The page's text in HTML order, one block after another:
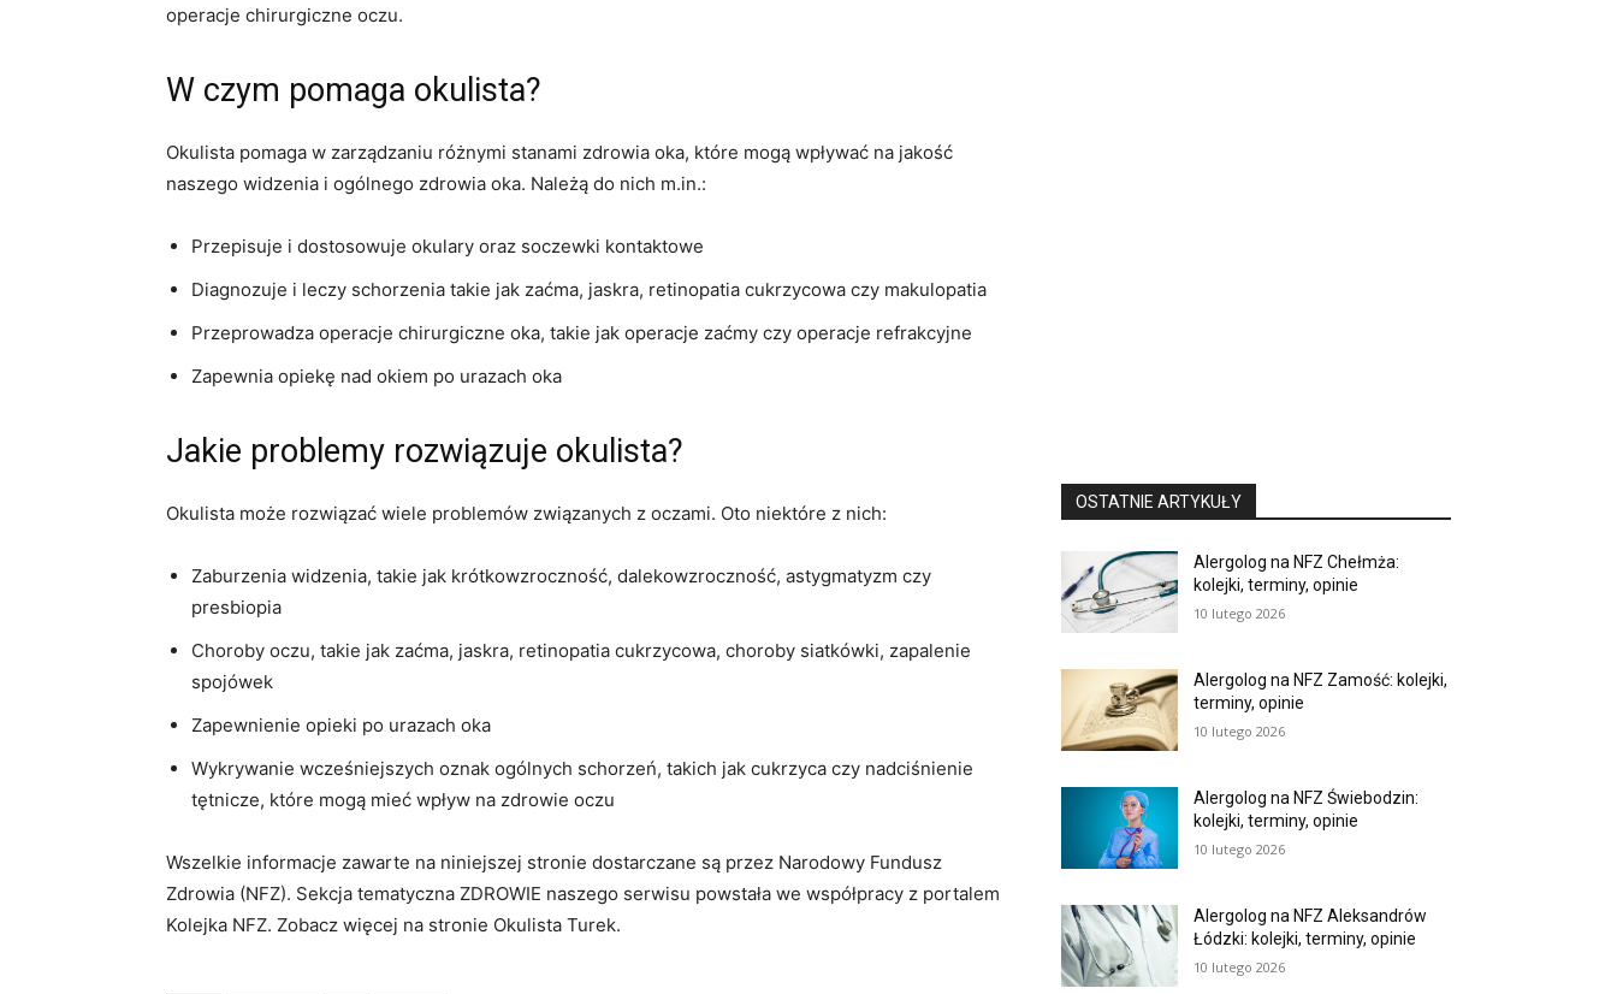
operacje chirurgiczne oczu.
W czym pomaga okulista?
Okulista pomaga w zarządzaniu różnymi stanami zdrowia oka, które mogą wpływać na jakość
naszego widzenia i ogólnego zdrowia oka. Należą do nich m.in.:
Przepisuje i dostosowuje okulary oraz soczewki kontaktowe
Diagnozuje i leczy schorzenia takie jak zaćma, jaskra, retinopatia cukrzycowa czy makulopatia
Przeprowadza operacje chirurgiczne oka, takie jak operacje zaćmy czy operacje refrakcyjne
Zapewnia opiekę nad okiem po urazach oka
Jakie problemy rozwiązuje okulista?
Okulista może rozwiązać wiele problemów związanych z oczami. Oto niektóre z nich:
Zaburzenia widzenia, takie jak krótkowzroczność, dalekowzroczność, astygmatyzm czy
presbiopia
Choroby oczu, takie jak zaćma, jaskra, retinopatia cukrzycowa, choroby siatkówki, zapalenie
spojówek
Zapewnienie opieki po urazach oka
Wykrywanie wcześniejszych oznak ogólnych schorzeń, takich jak cukrzyca czy nadciśnienie
tętnicze, które mogą mieć wpływ na zdrowie oczu
Wszelkie informacje zawarte na niniejszej stronie dostarczane są przez Narodowy Fundusz
Zdrowia (NFZ). Sekcja tematyczna ZDROWIE naszego serwisu powstała we współpracy z portalem
Kolejka NFZ. Zobacz więcej na stronie Okulista Turek.
OSTATNIE ARTYKUŁY
Alergolog na NFZ Chełmża:
kolejki, terminy, opinie
10 lutego 2026
Alergolog na NFZ Zamość: kolejki,
terminy, opinie
10 lutego 2026
Alergolog na NFZ Świebodzin:
kolejki, terminy, opinie
10 lutego 2026
Alergolog na NFZ Aleksandrów
Łódzki: kolejki, terminy, opinie
10 lutego 2026